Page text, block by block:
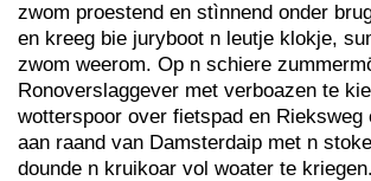
zwom proestend en stìnnend onder
en kreeg bie juryboot n leutje klokje,
zwom weerom. Op n schiere
Ronoverslaggever met verboazen te
wotterspoor over fietspad en Rieksweg
aan raand van Damsterdaip met n
dounde n kruikoar vol woater te